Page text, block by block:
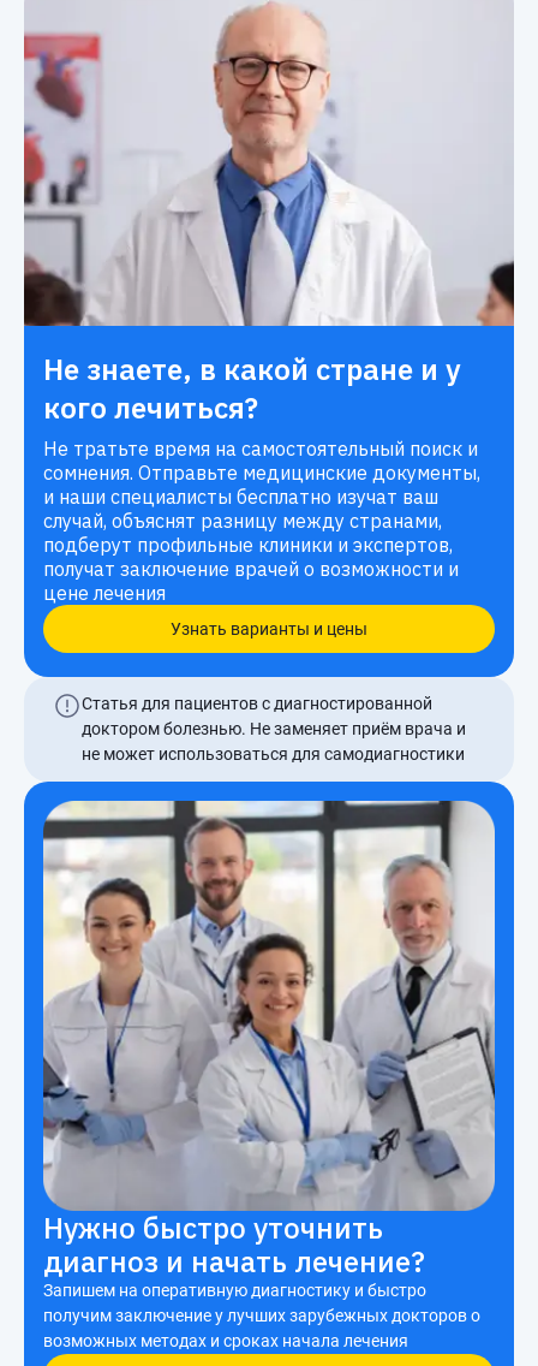
Не знаете, в какой стране и у
кого лечиться?
Не тратьте время на самостоятельный поиск и
сомнения. Отправьте медицинские документы,
и наши специалисты бесплатно изучат ваш
случай, объяснят разницу между странами,
подберут профильные клиники и экспертов,
получат заключение врачей о возможности и
цене лечения
Узнать варианты и цены
Статья для пациентов с диагностированной
доктором болезнью. Не заменяет приём врача и
не может использоваться для самодиагностики
Нужно быстро уточнить
диагноз и начать лечение?
Запишем на оперативную диагностику и быстро
получим заключение у лучших зарубежных докторов о
возможных методах и сроках начала лечения